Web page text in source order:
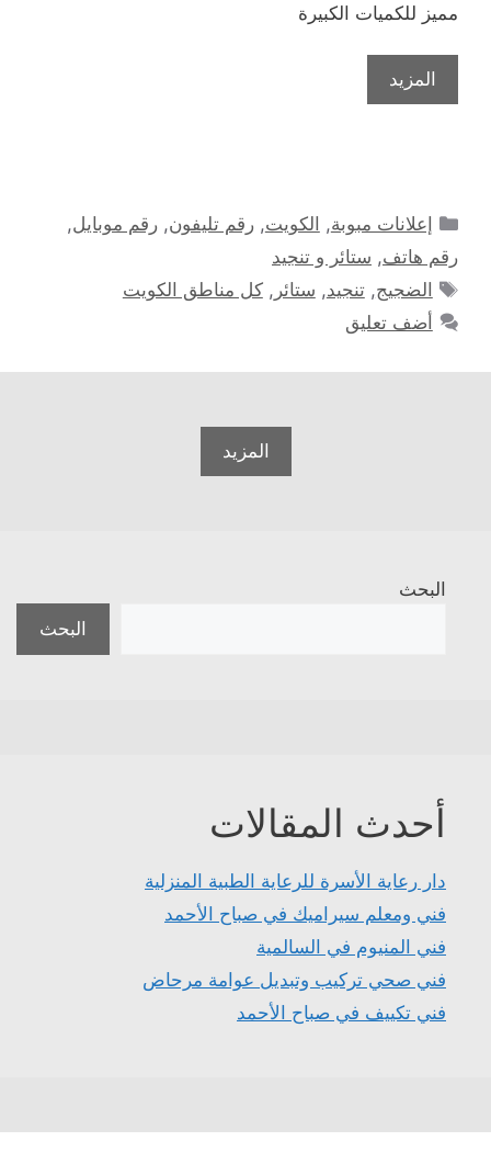
مميز للكميات الكبيرة
المزيد
التصنيفات
إعلانات مبوبة, الكويت,رقم تليفون,رقم موبايل,
رقم هاتف, ستائر و تنجيد
الوسوم
الضجيج,تنجيد, ستائر ,كل مناطق الكويت
أضف تعليق
المزيد
البحث
البحث
أحدث المقالات
دار رعاية الأسرة للرعاية الطبية المنزلية
فني ومعلم سيراميك في صباح الأحمد
فني المنيوم في السالمية
فني صحي تركيب وتبديل عوامة مرحاض
فني تكييف في صباح الأحمد